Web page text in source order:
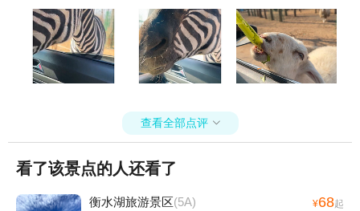
查看全部点评 
看了该景点的人还看了
衡水湖旅游景区(5A) ¥68起